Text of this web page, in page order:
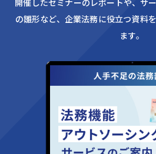
の雛形など、企業法務に役立つ資料
ます。